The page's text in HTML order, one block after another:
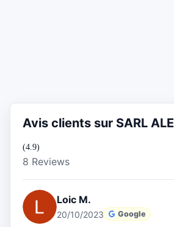
Avis clients sur SARL
(4.9)
8 Reviews
Loic M.
20/10/2023 Google